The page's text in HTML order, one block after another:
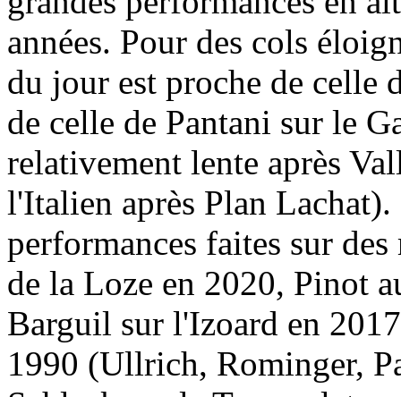
années. Pour des cols
du jour est proche de celle
de celle de Pantani sur le
relativement lente après
l'Italien après Plan Lachat).
performances faites sur
de la Loze en 2020, Pinot
Barguil sur l'Izoard en
1990 (Ullrich, Rominger,